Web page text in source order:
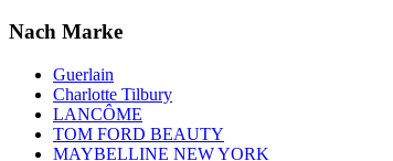
Nach Marke
Guerlain
Charlotte Tilbury
LANCÔME
TOM FORD BEAUTY
MAYBELLINE NEW YORK